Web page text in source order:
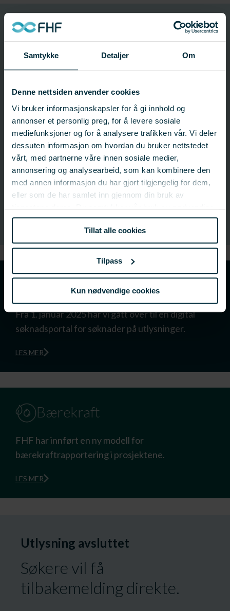
Samtykke Detaljer Om
Denne nettsiden anvender cookies
Vi bruker informasjonskapsler for å gi innhold og
annonser et personlig preg, for å levere sosiale
mediefunksjoner og for å analysere trafikken vår. Vi deler
dessuten informasjon om hvordan du bruker nettstedet
vårt, med partnerne våre innen sosiale medier,
annonsering og analysearbeid, som kan kombinere den
med annen informasjon du har gjort tilgjengelig for dem,
eller som de har samlet inn gjennom din bruk av
tjenestene deres. Du samtykker vår bruk av nødvendige
informasjonskapsler ved å bruke nettstedet vårt.
Tillat alle cookies
Tilpass
Kun nødvendige cookies
Utlysning
Status:Avsluttet
Til utlysning
Kontakt:
Eirik Ruud Sigstadstø
Ny digital søknadsportal
Fra 1. januar 2025 har vi gått over til en digital
søknadsportal for søknader på utlysninger.
LES MER
Bærekraft
FHF har innført en ny modell for
bærekraftrapportering i prosjektene.
LES MER
Utlysning avsluttet
Søkere vil få
tilbakemelding direkte.